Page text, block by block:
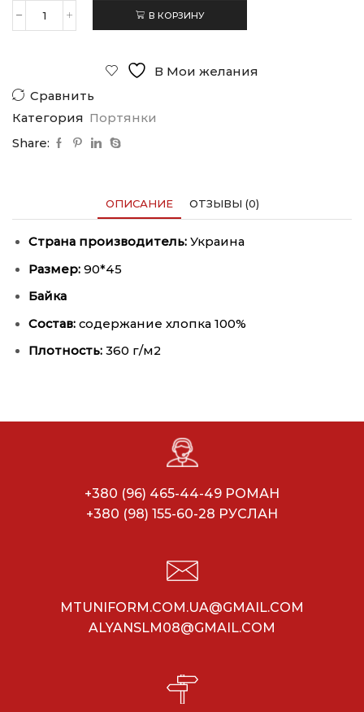
Количество
В КОРЗИНУ
В Мои желания
Сравнить
Категория Портянки
Share:
ОПИСАНИЕ ОТЗЫВЫ (0)
Страна производитель: Украина
Размер: 90*45
Байка
Состав: содержание хлопка 100%
Плотность: 360 г/м2
+380 (96) 465-44-49 РОМАН
+380 (98) 155-60-28 РУСЛАН
MTUNIFORM.COM.UA@GMAIL.COM
ALYANSLM08@GMAIL.COM